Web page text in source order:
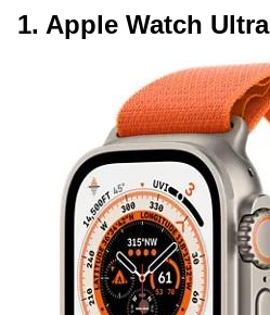
1. Apple Watch Ultra